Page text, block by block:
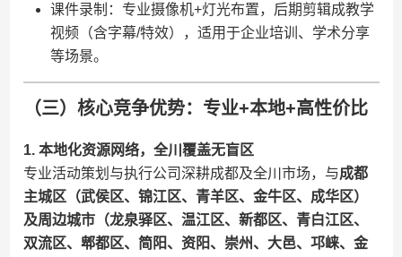
课件录制：专业摄像机+灯光布置，后期剪辑成教学
视频（含字幕/特效），适用于企业培训、学术分享
等场景。
（三）核心竞争优势：专业+本地+高性价比
​1. 本地化资源网络，全川覆盖无盲区​
专业活动策划与执行公司深耕成都及全川市场，与​​成都
主城区（武侯区、锦江区、青羊区、金牛区、成华区）
及周边城市（龙泉驿区、温江区、新都区、青白江区、
双流区、郫都区、简阳、资阳、崇州、大邑、邛崃、金